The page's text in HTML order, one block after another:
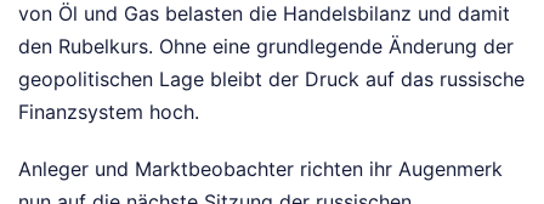
von Öl und Gas belasten die Handelsbilanz und damit
den Rubelkurs. Ohne eine grundlegende Änderung der
geopolitischen Lage bleibt der Druck auf das russische
Finanzsystem hoch.
Anleger und Marktbeobachter richten ihr Augenmerk